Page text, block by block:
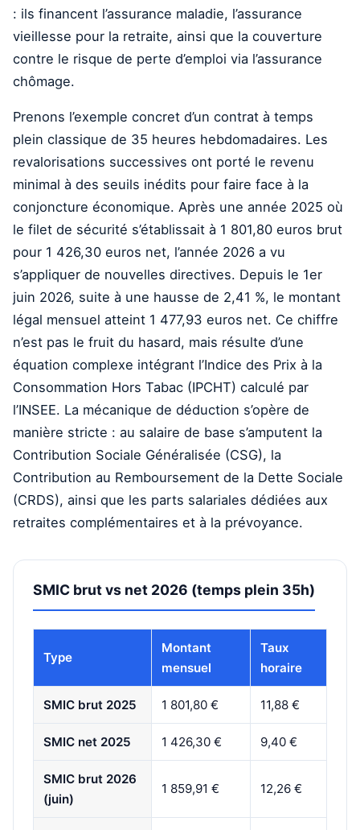
: ils financent l’assurance maladie, l’assurance
vieillesse pour la retraite, ainsi que la couverture
contre le risque de perte d’emploi via l’assurance
chômage.
Prenons l’exemple concret d’un contrat à temps
plein classique de 35 heures hebdomadaires. Les
revalorisations successives ont porté le revenu
minimal à des seuils inédits pour faire face à la
conjoncture économique. Après une année 2025 où
le filet de sécurité s’établissait à 1 801,80 euros brut
pour 1 426,30 euros net, l’année 2026 a vu
s’appliquer de nouvelles directives. Depuis le 1er
juin 2026, suite à une hausse de 2,41 %, le montant
légal mensuel atteint 1 477,93 euros net. Ce chiffre
n’est pas le fruit du hasard, mais résulte d’une
équation complexe intégrant l’Indice des Prix à la
Consommation Hors Tabac (IPCHT) calculé par
l’INSEE. La mécanique de déduction s’opère de
manière stricte : au salaire de base s’amputent la
Contribution Sociale Généralisée (CSG), la
Contribution au Remboursement de la Dette Sociale
(CRDS), ainsi que les parts salariales dédiées aux
retraites complémentaires et à la prévoyance.
SMIC brut vs net 2026 (temps plein 35h)
Type
Montant
mensuel
Taux
horaire
SMIC brut 2025 1 801,80 € 11,88 €
SMIC net 2025 1 426,30 € 9,40 €
SMIC brut 2026
(juin)
1 859,91 € 12,26 €